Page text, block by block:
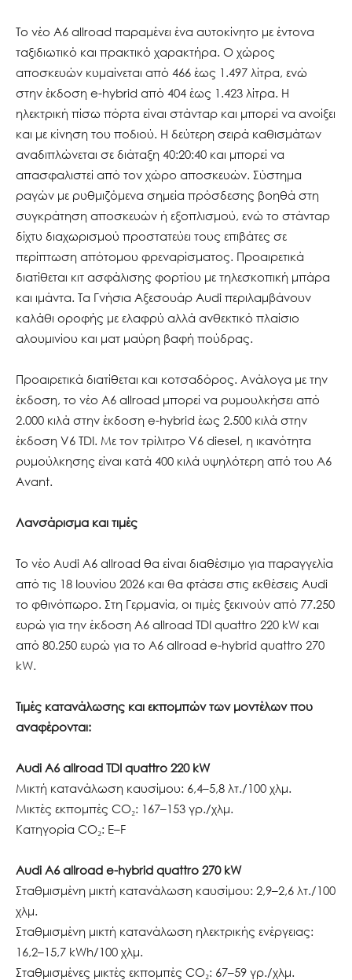
Το νέο A6 allroad παραμένει ένα αυτοκίνητο με έντονα
ταξιδιωτικό και πρακτικό χαρακτήρα. Ο χώρος
αποσκευών κυμαίνεται από 466 έως 1.497 λίτρα, ενώ
στην έκδοση e-hybrid από 404 έως 1.423 λίτρα. Η
ηλεκτρική πίσω πόρτα είναι στάνταρ και μπορεί να ανοίξει
και με κίνηση του ποδιού. Η δεύτερη σειρά καθισμάτων
αναδιπλώνεται σε διάταξη 40:20:40 και μπορεί να
απασφαλιστεί από τον χώρο αποσκευών. Σύστημα
ραγών με ρυθμιζόμενα σημεία πρόσδεσης βοηθά στη
συγκράτηση αποσκευών ή εξοπλισμού, ενώ το στάνταρ
δίχτυ διαχωρισμού προστατεύει τους επιβάτες σε
περίπτωση απότομου φρεναρίσματος. Προαιρετικά
διατίθεται κιτ ασφάλισης φορτίου με τηλεσκοπική μπάρα
και ιμάντα. Τα Γνήσια Αξεσουάρ Audi περιλαμβάνουν
καλάθι οροφής με ελαφρύ αλλά ανθεκτικό πλαίσιο
αλουμινίου και ματ μαύρη βαφή πούδρας.
Προαιρετικά διατίθεται και κοτσαδόρος. Ανάλογα με την
έκδοση, το νέο A6 allroad μπορεί να ρυμουλκήσει από
2.000 κιλά στην έκδοση e-hybrid έως 2.500 κιλά στην
έκδοση V6 TDI. Με τον τρίλιτρο V6 diesel, η ικανότητα
ρυμούλκησης είναι κατά 400 κιλά υψηλότερη από του A6
Avant.
Λανσάρισμα και τιμές
Το νέο Audi A6 allroad θα είναι διαθέσιμο για παραγγελία
από τις 18 Ιουνίου 2026 και θα φτάσει στις εκθέσεις Audi
το φθινόπωρο. Στη Γερμανία, οι τιμές ξεκινούν από 77.250
ευρώ για την έκδοση A6 allroad TDI quattro 220 kW και
από 80.250 ευρώ για το A6 allroad e-hybrid quattro 270
kW.
Τιμές κατανάλωσης και εκπομπών των μοντέλων που
αναφέρονται:
Audi A6 allroad TDI quattro 220 kW
Μικτή κατανάλωση καυσίμου: 6,4–5,8 λτ./100 χλμ.
Μικτές εκπομπές CO₂: 167–153 γρ./χλμ.
Κατηγορία CO₂: E–F
Audi A6 allroad e-hybrid quattro 270 kW
Σταθμισμένη μικτή κατανάλωση καυσίμου: 2,9–2,6 λτ./100
χλμ.
Σταθμισμένη μικτή κατανάλωση ηλεκτρικής ενέργειας:
16,2–15,7 kWh/100 χλμ.
Σταθμισμένες μικτές εκπομπές CO₂: 67–59 γρ./χλμ.